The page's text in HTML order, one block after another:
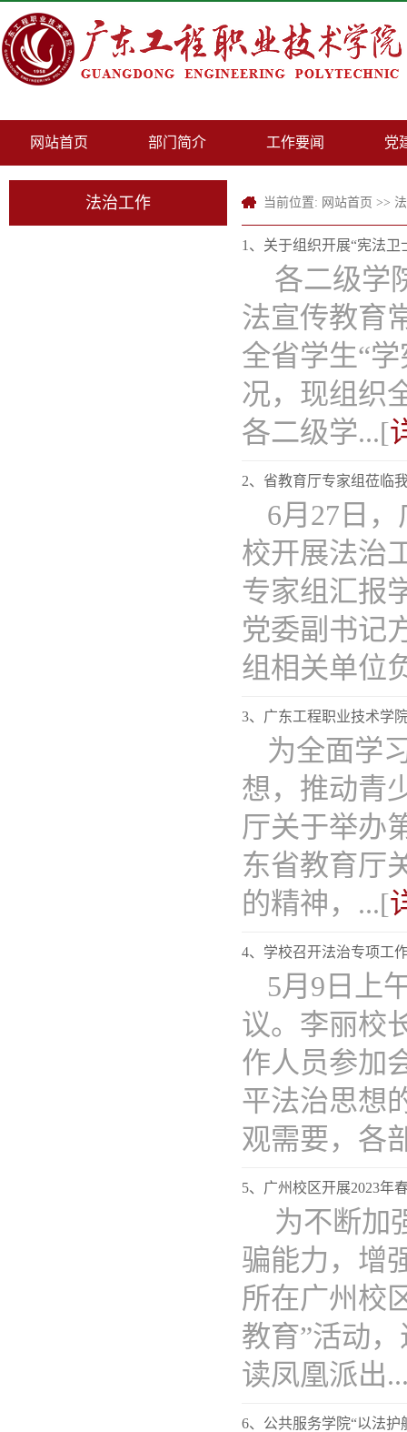
网站首页 部门简介 工作要闻 党
法治工作 当前位置: 网站首页 >>
1、关于组织开展“宪法卫
各二级学
法宣传教育
全省学生“
况，现组织
各二级学...[
2、省教育厅专家组莅临
6月27日
校开展法治
专家组汇报
党委副书记
组相关单位
3、广东工程职业技术学
为全面学
想，推动青
厅关于举办
东省教育厅
的精神，...[
4、学校召开法治专项工
5月9日上
议。李丽校
作人员参加
平法治思想
观需要，各
5、广州校区开展2023年
为不断加
骗能力，增
所在广州校
教育”活动
读凤凰派出
6、公共服务学院“以法护